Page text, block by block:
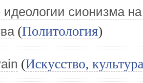
сионизма
(Политология)
(Искусство,